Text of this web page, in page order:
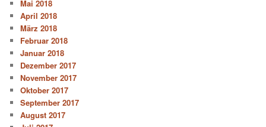
Mai 2018
April 2018
März 2018
Februar 2018
Januar 2018
Dezember 2017
November 2017
Oktober 2017
September 2017
August 2017